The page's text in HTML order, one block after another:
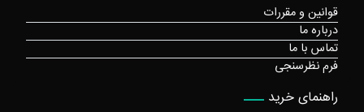
قوانین و مقررات
درباره ما
تماس با ما
فرم نظرسنجی
راهنمای خرید